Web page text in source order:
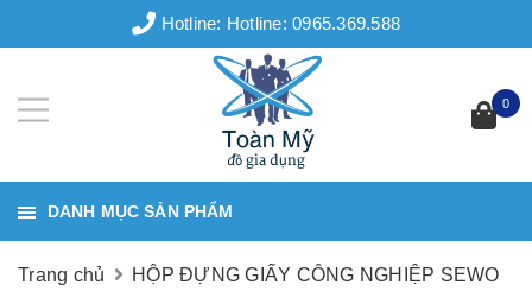
Hotline: Hotline: 0965.369.588
0
DANH MỤC SẢN PHẨM
Trang chủ
HỘP ĐỰNG GIẤY CÔNG NGHIỆP SEWO